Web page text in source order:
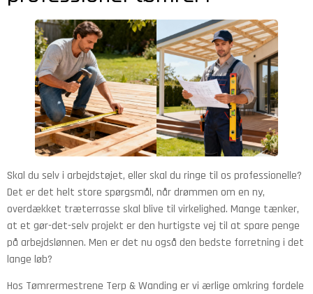
Skal du selv i arbejdstøjet, eller skal du ringe til os professionelle?
Det er det helt store spørgsmål, når drømmen om en ny,
overdækket træterrasse skal blive til virkelighed. Mange tænker,
at et gør-det-selv projekt er den hurtigste vej til at spare penge
på arbejdslønnen. Men er det nu også den bedste forretning i det
lange løb?
Hos Tømrermestrene Terp & Wanding er vi ærlige omkring fordele